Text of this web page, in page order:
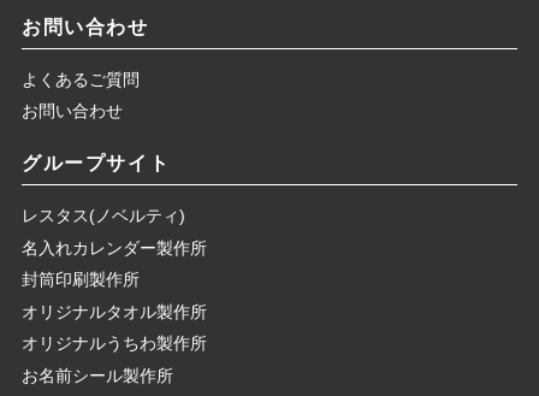
お問い合わせ
よくあるご質問
お問い合わせ
グループサイト
レスタス(ノベルティ)
名入れカレンダー製作所
封筒印刷製作所
オリジナルタオル製作所
オリジナルうちわ製作所
お名前シール製作所